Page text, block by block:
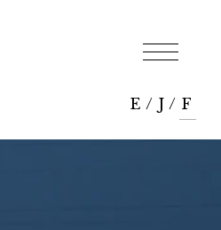
E / J / F